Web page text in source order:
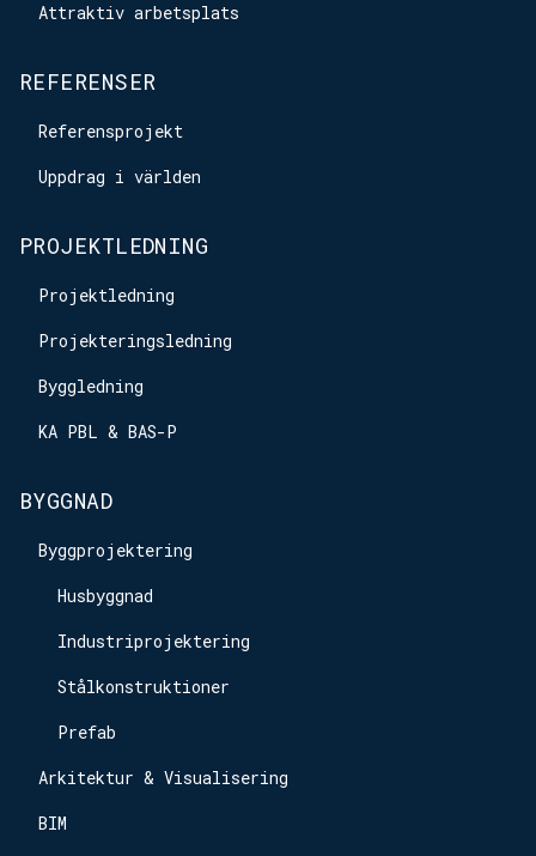
Attraktiv arbetsplats
REFERENSER
Referensprojekt
Uppdrag i världen
PROJEKTLEDNING
Projektledning
Projekteringsledning
Byggledning
KA PBL & BAS-P
BYGGNAD
Byggprojektering
Husbyggnad
Industriprojektering
Stålkonstruktioner
Prefab
Arkitektur & Visualisering
BIM